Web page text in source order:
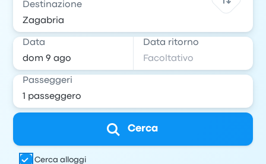
Destinazione
Data Data ritorno
Passeggeri
Cerca
Cerca alloggi